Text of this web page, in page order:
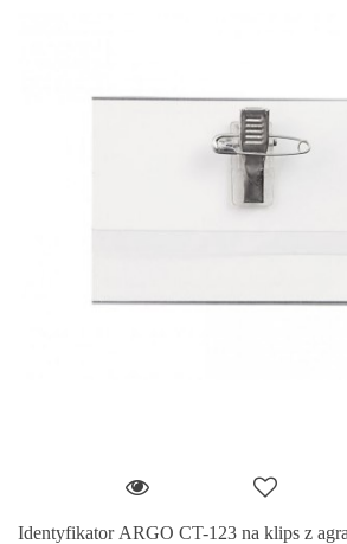
Identyfikator ARGO CT-123 na klips z